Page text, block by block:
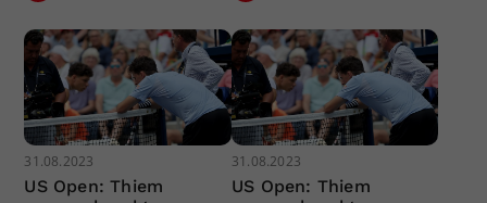
31.08.2023
US Open: Thiem
31.08.2023
US Open: Thiem